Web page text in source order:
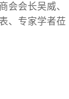
会会长吴威、
、专家学者莅